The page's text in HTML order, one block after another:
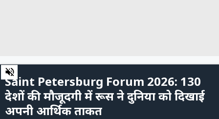
पर्सनल
फाइनेंस
टेक्नोलॉजी
0
of
minute,
34
seconds
Saint Petersburg Forum 2026: 130
देशों की मौजूदगी में रूस ने दुनिया को दिखाई
अपनी आर्थिक ताकत